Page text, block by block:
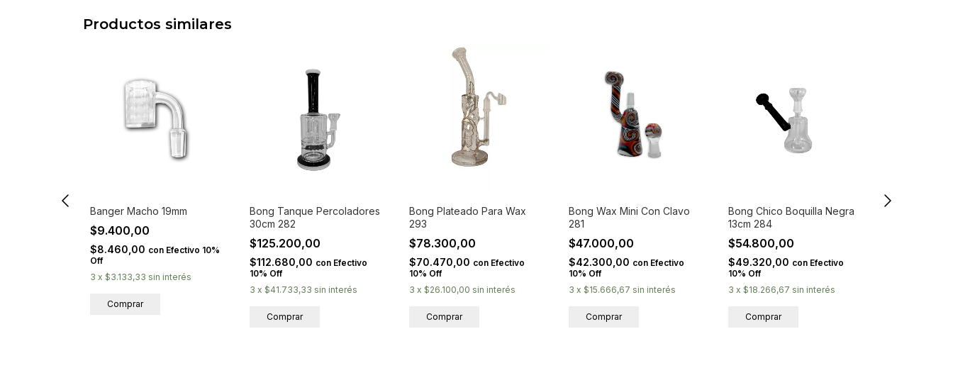
Productos similares
Banger Macho 19mm
$9.400,00
$8.460,00 con Efectivo 10%
Off
3 x $3.133,33 sin interés
Bong Tanque Percoladores
30cm 282
$125.200,00
$112.680,00 con Efectivo
10% Off
3 x $41.733,33 sin interés
Bong Plateado Para Wax
293
$78.300,00
$70.470,00 con Efectivo
10% Off
3 x $26.100,00 sin interés
Bong Wax Mini Con Clavo
281
$47.000,00
$42.300,00 con Efectivo
10% Off
3 x $15.666,67 sin interés
Bong Chico Boquilla Negra
13cm 284
$54.800,00
$49.320,00 con Efectivo
10% Off
3 x $18.266,67 sin interés